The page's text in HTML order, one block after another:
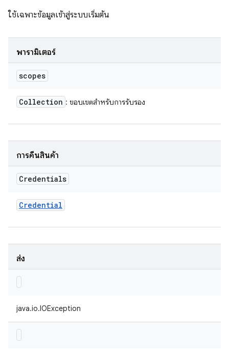
ใช้เฉพาะข้อมูลเข้าสู่ระบบเริ่มต้น
พารามิเตอร์
scopes
Collection : ขอบเขตสำหรับการรับรอง
การคืนสินค้า
Credentials
Credential
ส่ง
java.io.IOException